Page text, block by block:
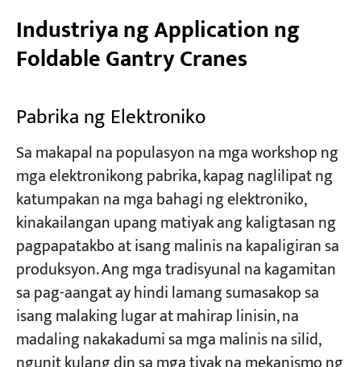
Industriya ng Application ng
Foldable Gantry Cranes
Pabrika ng Elektroniko
Sa makapal na populasyon na mga workshop ng
mga elektronikong pabrika, kapag naglilipat ng
katumpakan na mga bahagi ng elektroniko,
kinakailangan upang matiyak ang kaligtasan ng
pagpapatakbo at isang malinis na kapaligiran sa
produksyon. Ang mga tradisyunal na kagamitan
sa pag-aangat ay hindi lamang sumasakop sa
isang malaking lugar at mahirap linisin, na
madaling nakakadumi sa mga malinis na silid,